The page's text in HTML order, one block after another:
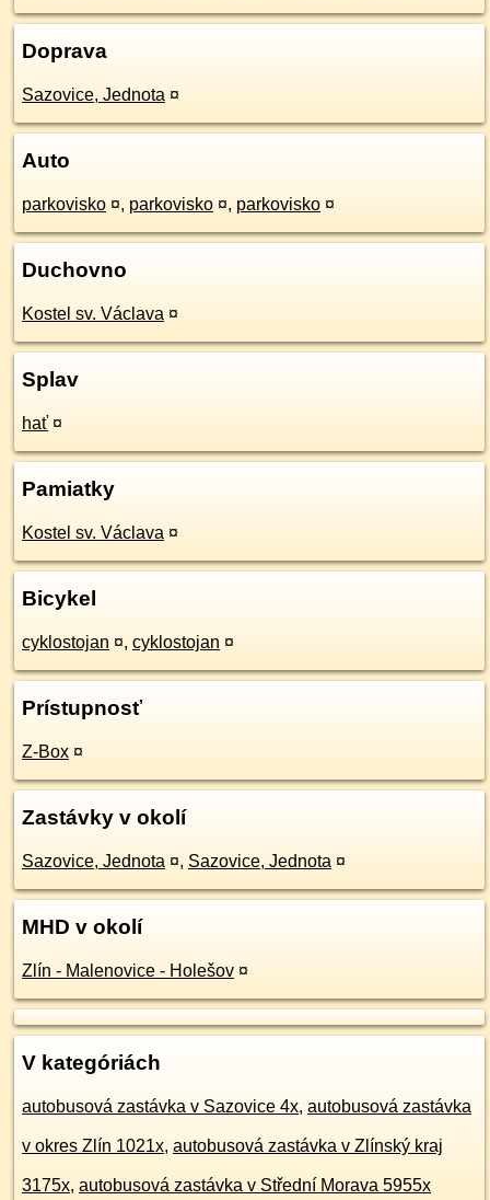
Doprava
Sazovice, Jednota ¤
Auto
parkovisko ¤, parkovisko ¤, parkovisko ¤
Duchovno
Kostel sv. Václava ¤
Splav
hať ¤
Pamiatky
Kostel sv. Václava ¤
Bicykel
cyklostojan ¤, cyklostojan ¤
Prístupnosť
Z-Box ¤
Zastávky v okolí
Sazovice, Jednota ¤, Sazovice, Jednota ¤
MHD v okolí
Zlín - Malenovice - Holešov ¤
V kategóriách
autobusová zastávka v Sazovice 4x, autobusová zastávka
v okres Zlín 1021x, autobusová zastávka v Zlínský kraj
3175x, autobusová zastávka v Střední Morava 5955x